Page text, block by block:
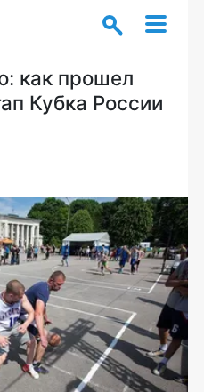
как прошел
Кубка России